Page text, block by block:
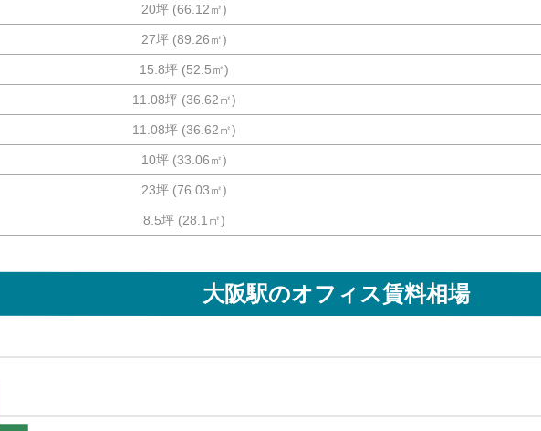
20坪 (66.12㎡)
27坪 (89.26㎡)
15.8坪 (52.5㎡)
11.08坪 (36.62㎡)
11.08坪 (36.62㎡)
10坪 (33.06㎡)
23坪 (76.03㎡)
8.5坪 (28.1 ㎡)
大阪駅のオフィス賃料相場